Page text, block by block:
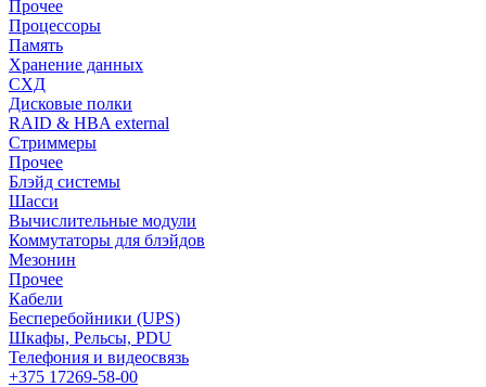
Прочее
Процессоры
Память
Хранение данных
СХД
Дисковые полки
RAID & HBA external
Стриммеры
Прочее
Блэйд системы
Шасси
Вычислительные модули
Коммутаторы для блэйдов
Мезонин
Прочее
Кабели
Бесперебойники (UPS)
Шкафы, Рельсы, PDU
Телефония и видеосвязь
+375 17269-58-00